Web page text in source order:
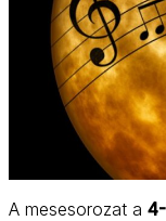
A mesesorozat a